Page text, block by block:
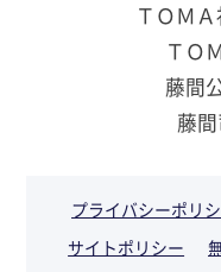
ＴＯＭ
ＴＯ
藤間
藤
プライバシーポリ
サイトポリシー